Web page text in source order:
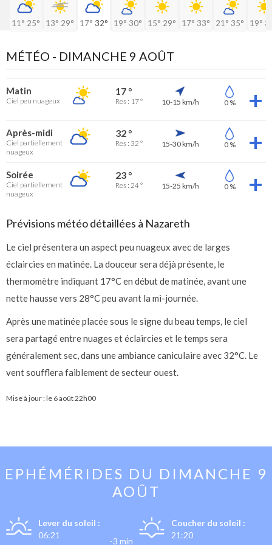
11° 25° 13° 29° 17° 32° 19° 30° 15° 29° 17° 33° 21° 35° 19°
MÉTÉO - DIMANCHE 9 AOÛT
Matin
Ciel peu nuageux
17 °
Res : 17 ° 10-15 km/h 0 %
Après-midi
Ciel partiellement
nuageux
32 °
Res : 32 ° 15-30 km/h 0 %
Soirée
Ciel partiellement
nuageux
23 °
Res : 24 ° 15-25 km/h 0 %
Prévisions météo détaillées à Nazareth
Le ciel présentera un aspect peu nuageux avec de larges
éclaircies en matinée. La douceur sera déjà présente, le
thermomètre indiquant 17°C en début de matinée, avant une
nette hausse vers 28°C peu avant la mi-journée.
Après une matinée placée sous le signe du beau temps, le ciel
sera partagé entre nuages et éclaircies et le temps sera
généralement sec, dans une ambiance caniculaire avec 32°C. Le
vent soufflera faiblement de secteur ouest.
Mise à jour : le 6 août 22h00
EPHÉMÉRIDES DU DIMANCHE 9
AOÛT
Lever du soleil :
06:21
-3 min
Coucher du soleil :
21:20